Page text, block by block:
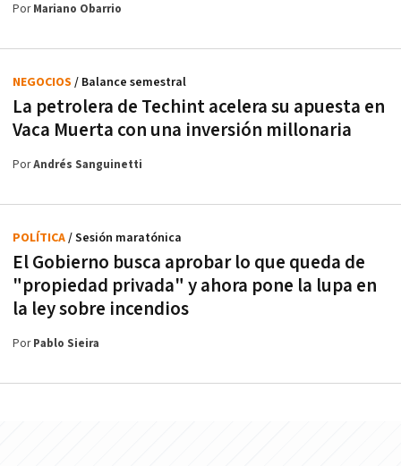
PorMariano Obarrio
La petrolera de Techint acelera su apuesta en
Vaca Muerta con una inversión millonaria
NEGOCIOS / Balance semestral
PorAndrés Sanguinetti
El Gobierno busca aprobar lo que queda de
"propiedad privada" y ahora pone la lupa en
la ley sobre incendios
POLÍTICA/ Sesión maratónica
PorPablo Sieira